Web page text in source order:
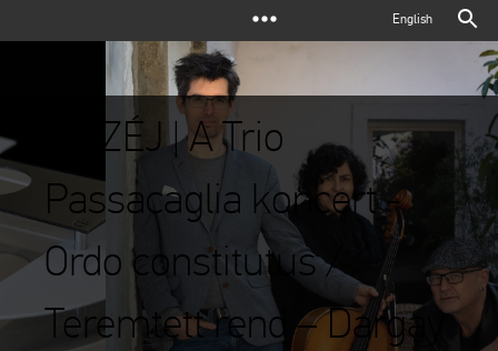
English
MÚZÉJ | A Trio
Passacaglia koncert -
Ordo constitutus /
Teremtett rend – Dargay